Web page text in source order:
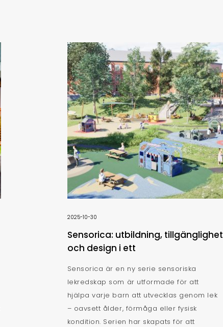
2025-10-30
Sensorica: utbildning, tillgänglighet
och design i ett
Sensorica är en ny serie sensoriska
lekredskap som är utformade för att
hjälpa varje barn att utvecklas genom lek
– oavsett ålder, förmåga eller fysisk
kondition. Serien har skapats för att